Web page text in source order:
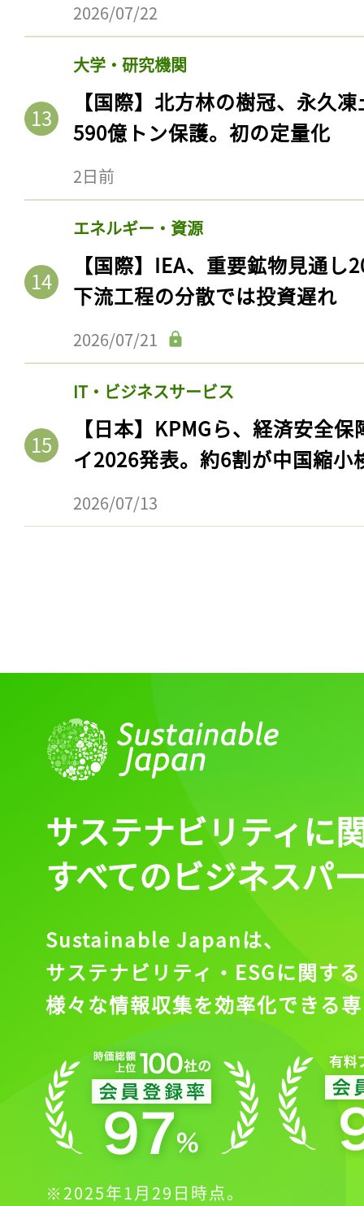
2026/07/22
大学・研究機関
【国際】北方林の樹冠、永久
590億トン保護。初の定量化
2日前
エネルギー・資源
【国際】IEA、重要鉱物見通
下流工程の分散では投資遅れ
2026/07/21
IT・ビジネスサービス
【日本】KPMGら、経済安全
イ2026発表。約6割が中国縮小
2026/07/13
記事をお気に入りに
ログイン
会員登録
サステナビリティに
すべてのビジネスパ
Sustainable Japanは、
サステナビリティ・ESGに関する
様々な情報収集を効率化できる
※2025年1月29日時点。